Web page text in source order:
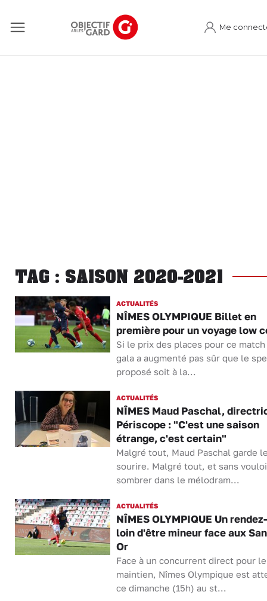
Me
TAG : SAISON 2020-2021
ACTUALITÉS
NÎMES OLYMPIQUE Billet en
première pour un voyage low
Si le prix des places pour ce match
gala a augmenté pas sûr que le
proposé soit à la...
ACTUALITÉS
NÎMES Maud Paschal,
Périscope : "C'est une saison
étrange, c'est certain"
Malgré tout, Maud Paschal garde
sourire. Malgré tout, et sans
sombrer dans le mélodram...
ACTUALITÉS
NÎMES OLYMPIQUE Un
loin d'être mineur face aux
Or
Face à un concurrent direct pour le
maintien, Nîmes Olympique est
ce dimanche (15h) au st...